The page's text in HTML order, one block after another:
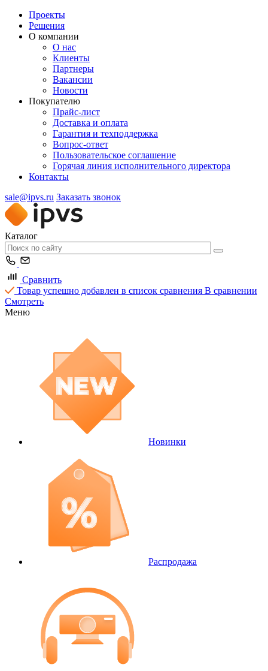
Проекты
Решения
О компании
О нас
Клиенты
Партнеры
Вакансии
Новости
Покупателю
Прайс-лист
Доставка и оплата
Гарантия и техподдержка
Вопрос-ответ
Пользовательское соглашение
Горячая линия исполнительного директора
Контакты
sale@ipvs.ru Заказать звонок
Каталог
Сравнить
Товар успешно добавлен в список сравнения В сравнении
Смотреть
Меню
Новинки
Распродажа